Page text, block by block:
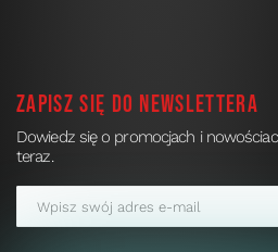
Zapisz się do newslettera
Dowiedz się o promocjach i
teraz.